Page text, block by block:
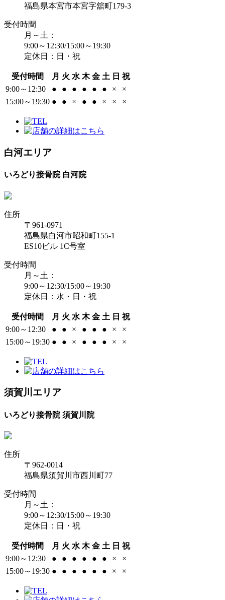
福島県本宮市本宮字舘町179-3
受付時間
月～土：
9:00～12:30/15:00～19:30
定休日：日・祝
受付時間 月 火 水 木 金 土 日 祝
9:00～12:30
● ● ● ● ● ● ×
×
15:00～19:30 ● ● × ● ● × × ×
白河エリア
いろどり接骨院 白河院
住所
〒961-0971
福島県白河市昭和町155-1
ES10ビル 1C号室
受付時間
月～土：
9:00～12:30/15:00～19:30
定休日：水・日・祝
受付時間 月 火 水 木 金 土 日 祝
9:00～12:30
● ● × ● ● ● ×
×
15:00～19:30 ● ● × ● ● ● × ×
須賀川エリア
いろどり接骨院 須賀川院
住所
〒962-0014
福島県須賀川市西川町77
受付時間
月～土：
9:00～12:30/15:00～19:30
定休日：日・祝
受付時間 月 火 水 木 金 土 日 祝
9:00～12:30
● ● ● ● ● ● ×
×
15:00～19:30 ● ● ● ● ● ● × ×